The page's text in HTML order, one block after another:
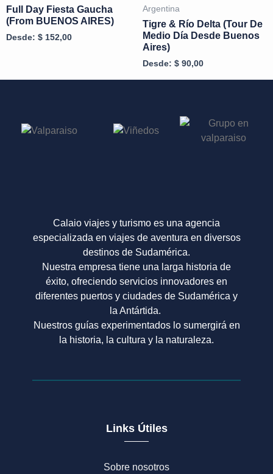
Full Day Fiesta Gaucha
(from BUENOS AIRES)
Desde: $ 152,00
Argentina
Tigre & Río Delta (tour De
Medio Día Desde Buenos
Aires)
Desde: $ 90,00
Calaio viajes y turismo es una agencia
especializada en viajes de aventura en diversos
destinos de Sudamérica.
Nuestra empresa tiene una larga historia de
éxito, ofreciendo servicios innovadores en
diferentes puertos y ciudades de Sudamérica y
la Antártida.
Nuestros guías experimentados lo sumergirá en
la historia, la cultura y la naturaleza.
Links Útiles
Sobre nosotros